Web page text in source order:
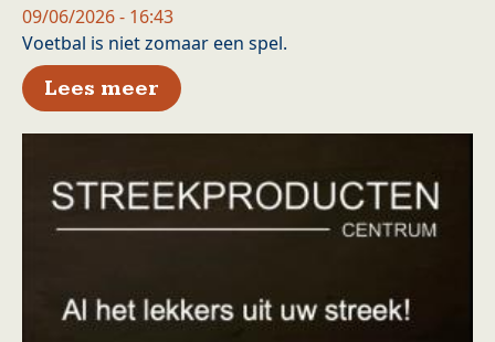
09/06/2026 - 16:43
Voetbal is niet zomaar een spel.
Lees meer over Wedstrijdstatistieken